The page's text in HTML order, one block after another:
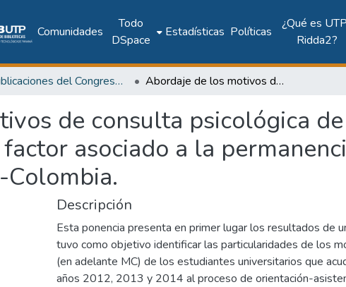
Comunidades
Todo
DSpace
Estadísticas Políticas
¿Qué es
Ridda2?
Publicaciones del Congreso Internacional CLABES Abordaje de los motivos de consulta psicológica de estudiantes universitarios como factor asociado a la permanencia. Universidad de Antioquia, Medellín-Colombia.
de consulta psicológica
asociado a la
Descripción
Esta ponencia presenta en primer lugar los resultados de
tuvo como objetivo identificar las particularidades de los
(en adelante MC) de los estudiantes universitarios que
años 2012, 2013 y 2014 al proceso de orientación-